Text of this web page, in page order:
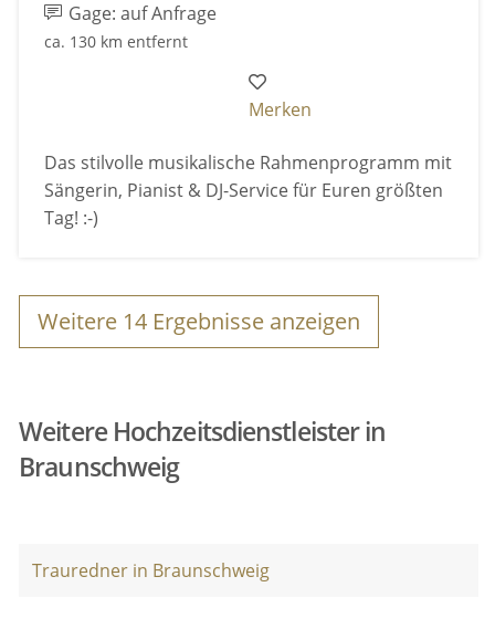
Gage: auf Anfrage
ca. 130 km entfernt
Merken
Das stilvolle musikalische Rahmenprogramm mit
Sängerin, Pianist & DJ-Service für Euren größten
Tag! :-)
Weitere 14 Ergebnisse anzeigen
Weitere Hochzeitsdienstleister in
Braunschweig
Trauredner in Braunschweig